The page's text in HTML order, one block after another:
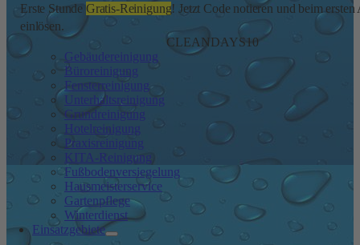
Erste Stunde Gratis-Reinigung! Jetzt Code notieren und beim ersten
einlösen.
CLEANDAYS10
Gebäudereinigung
Büroreinigung
Fensterreinigung
Unterhaltsreinigung
Grundreinigung
Hotelreinigung
Praxisreinigung
KITA-Reinigung
Fußbodenversiegelung
Hausmeisterservice
Gartenpflege
Winterdienst
Einsatzgebiete